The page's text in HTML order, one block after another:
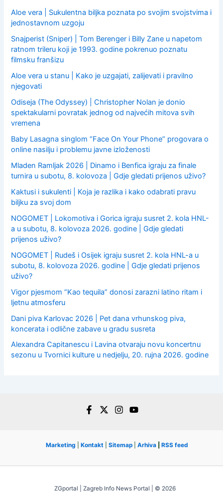
:
Aloe vera | Sukulentna biljka poznata po svojim svojstvima i
jednostavnom uzgoju
Snajperist (Sniper) | Tom Berenger i Billy Zane u napetom
ratnom trileru koji je 1993. godine pokrenuo poznatu
filmsku franšizu
Aloe vera u stanu | Kako je uzgajati, zalijevati i pravilno
njegovati
Odiseja (The Odyssey) | Christopher Nolan je donio
spektakularni povratak jednog od najvećih mitova svih
vremena
Baby Lasagna singlom “Face On Your Phone” progovara o
online nasilju i problemu javne izloženosti
Mladen Ramljak 2026 | Dinamo i Benfica igraju za finale
turnira u subotu, 8. kolovoza | Gdje gledati prijenos uživo?
Kaktusi i sukulenti | Koja je razlika i kako odabrati pravu
biljku za svoj dom
NOGOMET | Lokomotiva i Gorica igraju susret 2. kola HNL-
a u subotu, 8. kolovoza 2026. godine | Gdje gledati
prijenos uživo?
NOGOMET | Rudeš i Osijek igraju susret 2. kola HNL-a u
subotu, 8. kolovoza 2026. godine | Gdje gledati prijenos
uživo?
Vigor pjesmom “Kao tequila” donosi zarazni latino ritam i
ljetnu atmosferu
Dani piva Karlovac 2026 | Pet dana vrhunskog piva,
koncerata i odlične zabave u gradu susreta
Alexandra Capitanescu i Lavina otvaraju novu koncertnu
sezonu u Tvornici kulture u nedjelju, 20. rujna 2026. godine
Marketing Kontakt Sitemap Arhiva RSS feed
ZGportal | Zagreb Info News Portal | © 2026